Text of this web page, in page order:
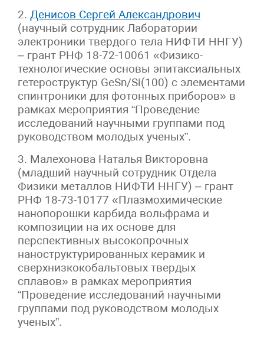
2. Денисов Сергей Александрович
(научный сотрудник Лаборатории
электроники твердого тела НИФТИ ННГУ)
– грант РНФ 18-72-10061 «Физико-
технологические основы эпитаксиальных
гетероструктур GeSn/Si(100) с элементами
спинтроники для фотонных приборов» в
рамках мероприятия “Проведение
исследований научными группами под
руководством молодых ученых”.
3. Малехонова Наталья Викторовна
(младший научный сотрудник Отдела
Физики металлов НИФТИ ННГУ) – грант
РНФ 18-73-10177 «Плазмохимические
нанопорошки карбида вольфрама и
композиции на их основе для
перспективных высокопрочных
наноструктурированных керамик и
сверхнизкокобальтовых твердых
сплавов» в рамках мероприятия
“Проведение исследований научными
группами под руководством молодых
ученых”.